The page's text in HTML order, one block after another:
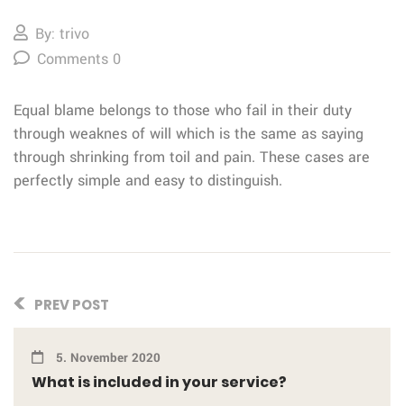
By: trivo
Comments 0
Equal blame belongs to those who fail in their duty
through weaknes of will which is the same as saying
through shrinking from toil and pain. These cases are
perfectly simple and easy to distinguish.
PREV POST
5. November 2020
What is included in your service?